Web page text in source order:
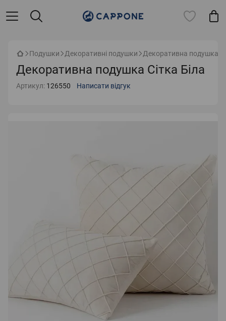
Подушки Декоративні подушки Декоративна подушка
Декоративна подушка Сітка Біла
Артикул: 126550 Написати відгук